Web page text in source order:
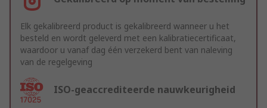
Elk gekalibreerd product is gekalibreerd wanneer u het
besteld en wordt geleverd met een kalibratiecertificaat,
waardoor u vanaf dag één verzekerd bent van naleving
van de regelgeving
ISO-geaccrediteerde nauwkeurigheid